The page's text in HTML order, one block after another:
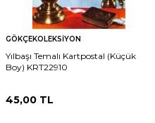
GÖKÇEKOLEKSIYON
Yılbaşı Temalı Kartpostal (Küçük
Boy) KRT22910
45,00 TL